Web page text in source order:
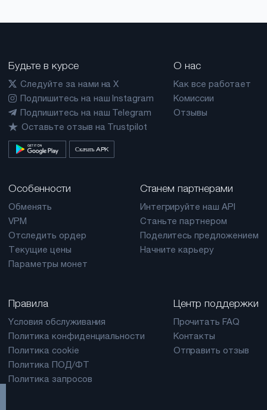
Будьте в курсе
Следуйте за нами на X
Подпишитесь на наш Instagram
Подпишитесь на наш Telegram
Оставьте отзыв на Trustpilot
Скачать APK
О нас
Как все работает
Комиссии
Отзывы
Особенности
Обменять
VPM
Отследить ордер
Текущие цены
Параметры монет
Станем партнерами
Интегрируйте наш API
Станьте партнером
Поделитесь предложением
Начните карьеру
Правила
Yсловия обслуживания
Политика конфиденциальности
Политика cookie
Политика ПОД/ФТ
Политика запросов
Центр поддержки
Прочитать FAQ
Контакты
Отправить отзыв